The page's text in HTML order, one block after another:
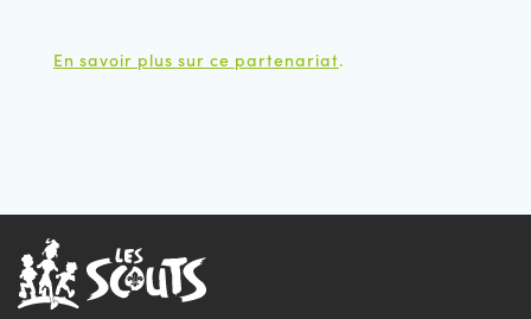
En savoir plus sur ce partenariat.